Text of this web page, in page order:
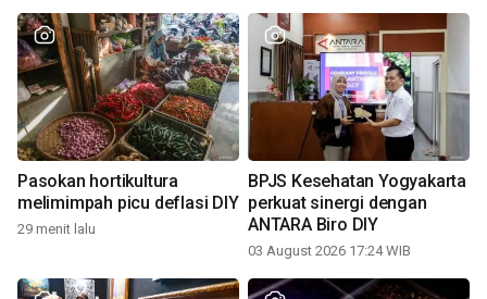
Pasokan hortikultura
melimimpah picu deflasi DIY
29 menit lalu
BPJS Kesehatan Yogyakarta
perkuat sinergi dengan
ANTARA Biro DIY
03 August 2026 17:24 WIB